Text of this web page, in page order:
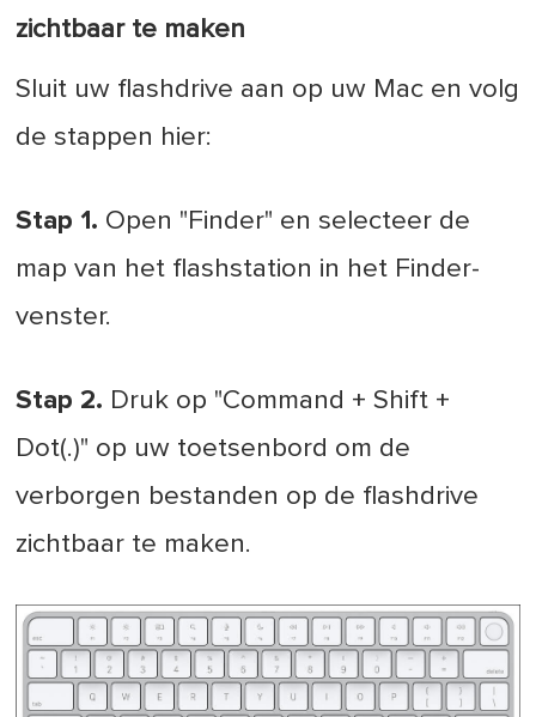
zichtbaar te maken
Sluit uw flashdrive aan op uw Mac en volg
de stappen hier:
Stap 1. Open "Finder" en selecteer de
map van het flashstation in het Finder-
venster.
Stap 2. Druk op "Command + Shift +
Dot(.)" op uw toetsenbord om de
verborgen bestanden op de flashdrive
zichtbaar te maken.